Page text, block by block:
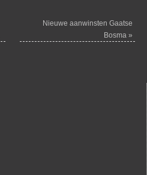
Nieuwe aanwinsten Gaatse
Bosma »